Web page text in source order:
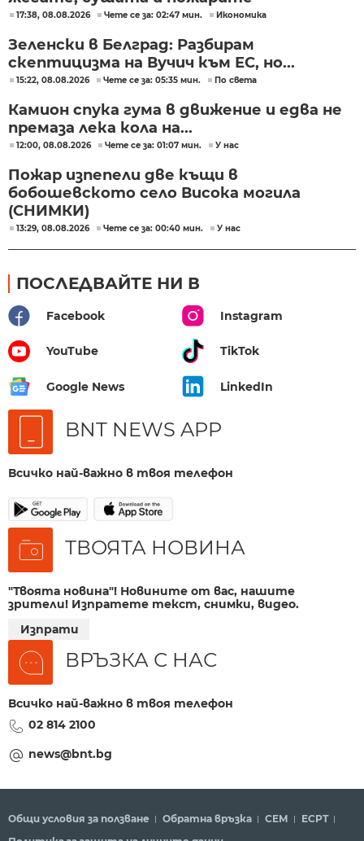
17:38, 08.08.2026 Чете се за: 02:47 мин. Икономика
Зеленски в Белград: Разбирам
скептицизма на Вучич към ЕС, но...
15:22, 08.08.2026 Чете се за: 05:35 мин. По света
Камион спука гума в движение и едва не
премаза лека кола на...
12:00, 08.08.2026 Чете се за: 01:07 мин. У нас
Пожар изпепели две къщи в
бобошевското село Висока могила
(СНИМКИ)
13:29, 08.08.2026 Чете се за: 00:40 мин. У нас
ПОСЛЕДВАЙТЕ НИ В
Facebook Instagram
YouTube TikTok
Google News LinkedIn
BNT NEWS APP
Всичко най-важно в твоя телефон
ТВОЯТА НОВИНА
"Твоята новина"! Новините от вас, нашите
зрители! Изпратете текст, снимки, видео.
Изпрати
ВРЪЗКА С НАС
Всичко най-важно в твоя телефон
02 814 2100
news@bnt.bg
Общи условия за ползване Обратна връзка СЕМ
ECPT